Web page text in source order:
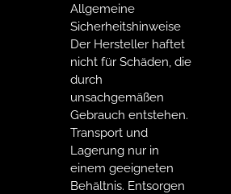
Allgemeine
Sicherheitshinweise
Der Hersteller haftet
nicht für Schäden, die
durch
unsachgemäßen
Gebrauch entstehen.
Transport und
Lagerung nur in
einem geeigneten
Behältnis. Entsorgen